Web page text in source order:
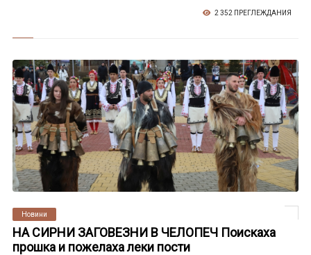
2 352 ПРЕГЛЕЖДАНИЯ
Новини
НА СИРНИ ЗАГОВЕЗНИ В ЧЕЛОПЕЧ Поискаха
прошка и пожелаха леки пости